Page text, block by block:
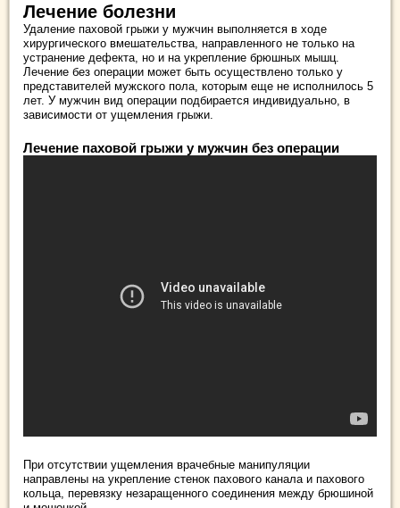
Лечение болезни
Удаление паховой грыжи у мужчин выполняется в ходе
хирургического вмешательства, направленного не только на
устранение дефекта, но и на укрепление брюшных мышц.
Лечение без операции может быть осуществлено только у
представителей мужского пола, которым еще не исполнилось 5
лет. У мужчин вид операции подбирается индивидуально, в
зависимости от ущемления грыжи.
Лечение паховой грыжи у мужчин без операции
При отсутствии ущемления врачебные манипуляции
направлены на укрепление стенок пахового канала и пахового
кольца, перевязку незаращенного соединения между брюшиной